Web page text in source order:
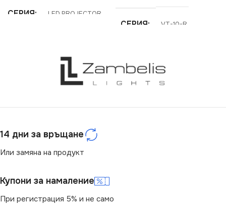
СЕРИЯ LED PROJECTOR
(K)
3000
800
СЕРИЯ VT-10-R
СТЕПЕН НА ЗАЩИТА
IP44
14 дни за връщане
Или замяна на продукт
Купони за намаление
При регистрация 5% и не само